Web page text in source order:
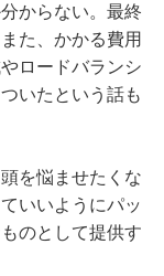
からない。最終
た、かかる費用
ロードバランシ
いたという話も
を悩ませたくな
いいようにパッ
のとして提供す